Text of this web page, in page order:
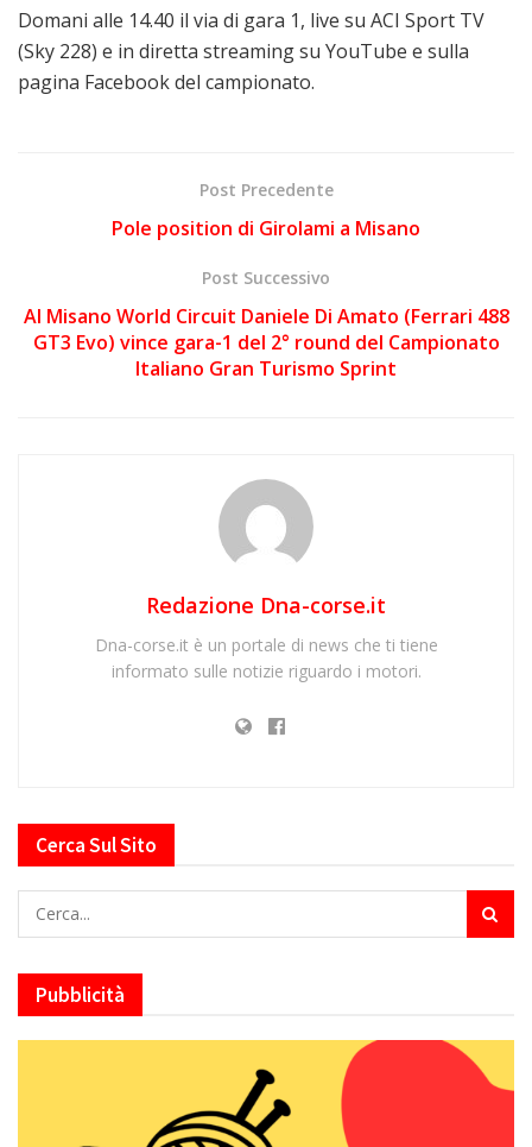
Domani alle 14.40 il via di gara 1, live su ACI Sport TV
(Sky 228) e in diretta streaming su YouTube e sulla
pagina Facebook del campionato.
Post Precedente
Pole position di Girolami a Misano
Post Successivo
Al Misano World Circuit Daniele Di Amato (Ferrari 488
GT3 Evo) vince gara-1 del 2° round del Campionato
Italiano Gran Turismo Sprint
Redazione Dna-corse.it
Dna-corse.it è un portale di news che ti tiene
informato sulle notizie riguardo i motori.
Cerca Sul Sito
Pubblicità